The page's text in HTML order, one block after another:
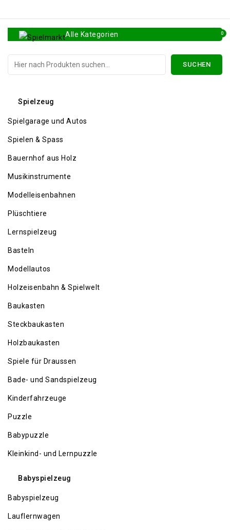
0
SUCHEN
Alle Kategorien
Spielzeug
Spielgarage und Autos
Spielen & Spass
Bauernhof aus Holz
Musikinstrumente
Modelleisenbahnen
Plüschtiere
Lernspielzeug
Basteln
Modellautos
Holzeisenbahn & Spielwelt
Baukasten
Steckbaukasten
Holzbaukasten
Spiele für Draussen
Bade- und Sandspielzeug
Kinderfahrzeuge
Puzzle
Babypuzzle
Kleinkind- und Lernpuzzle
Babyspielzeug
Babyspielzeug
Lauflernwagen